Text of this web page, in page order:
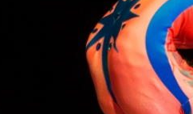
Новости
ОТЧЕТЫ ГКЦ